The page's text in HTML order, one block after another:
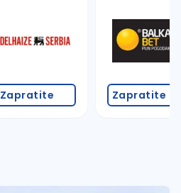
Zapratite Zapratite